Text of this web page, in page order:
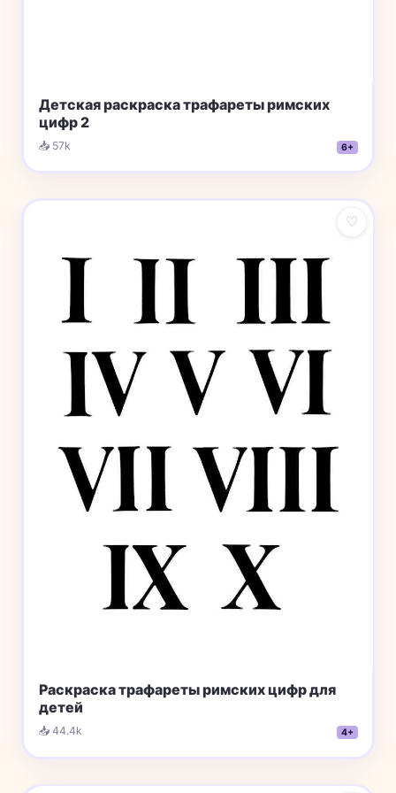
Детская раскраска трафареты римских
цифр 2
📥 57k 6+
♡
Раскраска трафареты римских цифр для
детей
📥 44.4k 4+